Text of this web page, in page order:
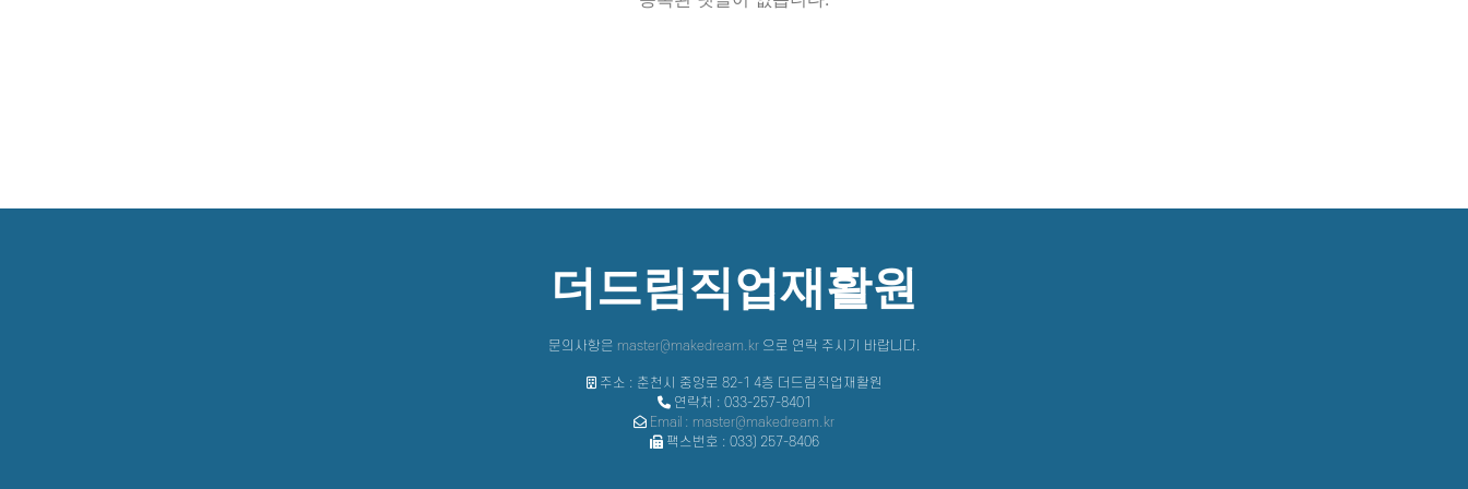
더드림직업재활원
문의사항은 master@makedream.kr으로 연락 주시기 바랍니다.
주소 : 춘천시 중앙로 82-1 4층 더드림직업재활원
연락처 : 033-257-8401
Email : master@makedream.kr
팩스번호 : 033) 257-8406